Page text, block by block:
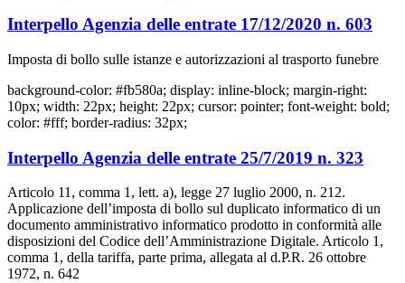
Interpello Agenzia delle entrate 17/12/2020 n. 603
Imposta di bollo sulle istanze e autorizzazioni al trasporto funebre
background-color: #fb580a; display: inline-block; margin-right:
10px; width: 22px; height: 22px; cursor: pointer; font-weight: bold;
color: #fff; border-radius: 32px;
Interpello Agenzia delle entrate 25/7/2019 n. 323
Articolo 11, comma 1, lett. a), legge 27 luglio 2000, n. 212.
Applicazione dell’imposta di bollo sul duplicato informatico di un
documento amministrativo informatico prodotto in conformità alle
disposizioni del Codice dell’Amministrazione Digitale. Articolo 1,
comma 1, della tariffa, parte prima, allegata al d.P.R. 26 ottobre
1972, n. 642